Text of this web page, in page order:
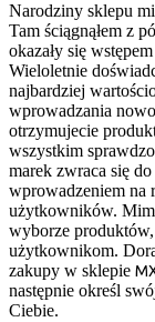
Narodziny sklepu
Tam ściągnąłem z
okazały się
Wieloletnie
najbardziej
wprowadzania
otrzymujecie
wszystkim
marek zwraca się
wprowadzeniem na
użytkowników.
wyborze
użytkownikom.
zakupy w sklepie
następnie określ
Ciebie.